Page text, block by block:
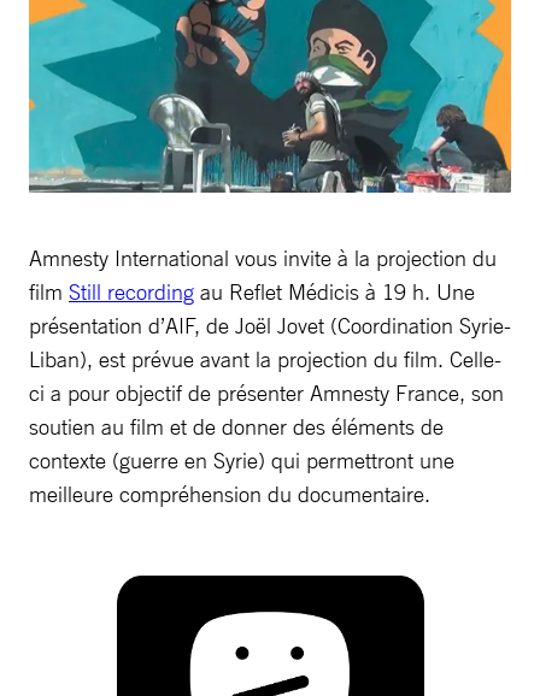
Amnesty International vous invite à la projection du
film Still recording au Reflet Médicis à 19 h. Une
présentation d’AIF, de Joël Jovet (Coordination Syrie-
Liban), est prévue avant la projection du film. Celle-
ci a pour objectif de présenter Amnesty France, son
soutien au film et de donner des éléments de
contexte (guerre en Syrie) qui permettront une
meilleure compréhension du documentaire.